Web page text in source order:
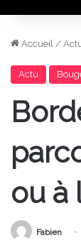
Accueil /
Actu
ou à
Fabien